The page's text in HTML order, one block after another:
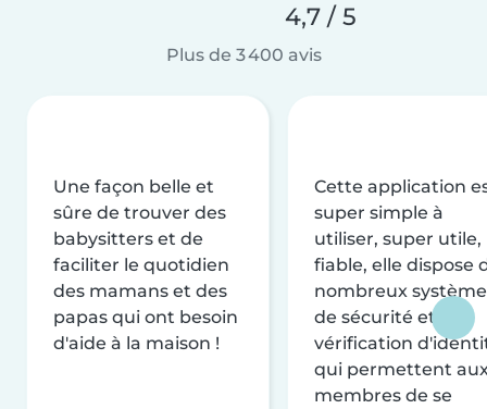
4,7 / 5
Plus de 3 400 avis
Une façon belle et
sûre de trouver des
babysitters et de
faciliter le quotidien
des mamans et des
papas qui ont besoin
d'aide à la maison !
Cette application
super simple à
utiliser, super utile,
fiable, elle dispose
nombreux
de sécurité et de
vérification
qui permettent
membres de se